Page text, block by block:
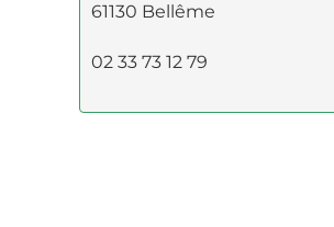
61130 Bellême
02 33 73 12 79